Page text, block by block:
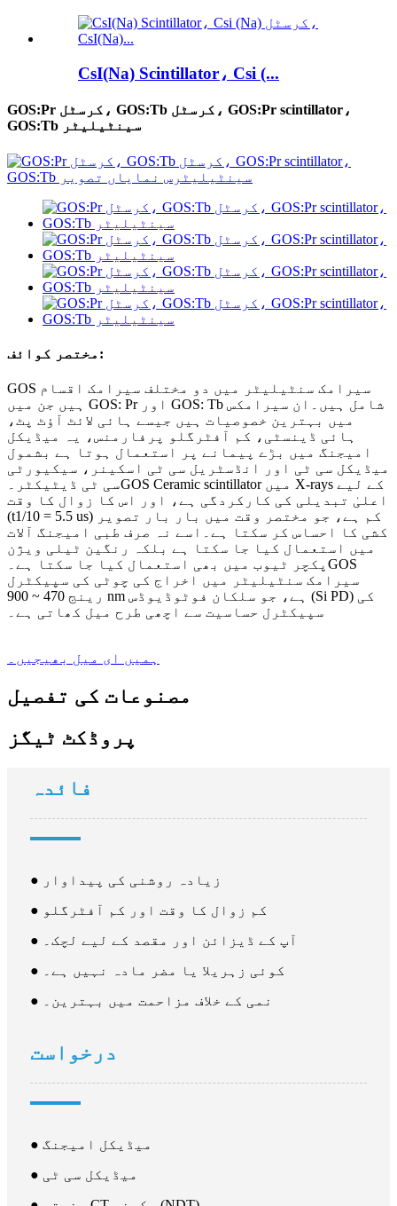
CsI(Na) Scintillator، Csi (...
GOS:Pr کرسٹل، GOS:Tb کرسٹل، GOS:Pr scintillator،
GOS:Tb سینٹیلیٹر
مختصر کوائف:
GOS سیرامک ​​سنٹیلیٹر میں دو مختلف سیرامک ​​اقسام
ہیں جن میں GOS: Pr اور GOS: Tb ​​شامل ہیں۔ان سیرامکس
میں بہترین خصوصیات ہیں جیسے ہائی لائٹ آؤٹ پٹ،
ہائی ڈینسٹی، کم آفٹرگلو پرفارمنس، یہ میڈیکل
امیجنگ میں بڑے پیمانے پر استعمال ہوتا ہے بشمول
میڈیکل سی ٹی اور انڈسٹریل سی ٹی اسکینر، سیکیورٹی
سی ٹی ڈیٹیکٹر۔GOS Ceramic scintillator میں X-rays کے لیے
اعلیٰ تبدیلی کی کارکردگی ہے، اور اس کا زوال کا وقت
(t1/10 = 5.5 us) کم ہے، جو مختصر وقت میں بار بار تصویر
کشی کا احساس کر سکتا ہے۔اسے نہ صرف طبی امیجنگ آلات
میں استعمال کیا جا سکتا ہے بلکہ رنگین ٹیلی ویژن
پکچر ٹیوب میں بھی استعمال کیا جا سکتا ہے۔GOS
سیرامک ​​سنٹیلیٹر میں اخراج کی چوٹی کی سپیکٹرل
رینج 470 ~ 900 nm ہے، جو سلکان فوٹوڈیوڈس (Si PD) کی
سپیکٹرل حساسیت سے اچھی طرح میل کھاتی ہے۔
ہمیں ای میل بھیجیں۔
مصنوعات کی تفصیل
پروڈکٹ ٹیگز
فائدہ
● زیادہ روشنی کی پیداوار
● کم زوال کا وقت اور کم آفٹرگلو
● آپ کے ڈیزائن اور مقصد کے لیے لچک۔
● کوئی زہریلا یا مضر مادہ نہیں ہے۔
● نمی کے خلاف مزاحمت میں بہترین۔
درخواست
● میڈیکل امیجنگ
● میڈیکل سی ٹی